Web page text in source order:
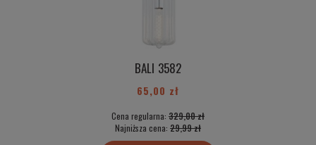
BALI 3582
65,00 zł
Cena regularna: 329,00 zł
Najniższa cena: 29,99 zł